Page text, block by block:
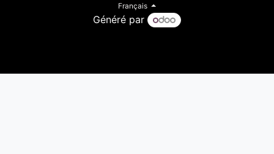
Français
Généré par